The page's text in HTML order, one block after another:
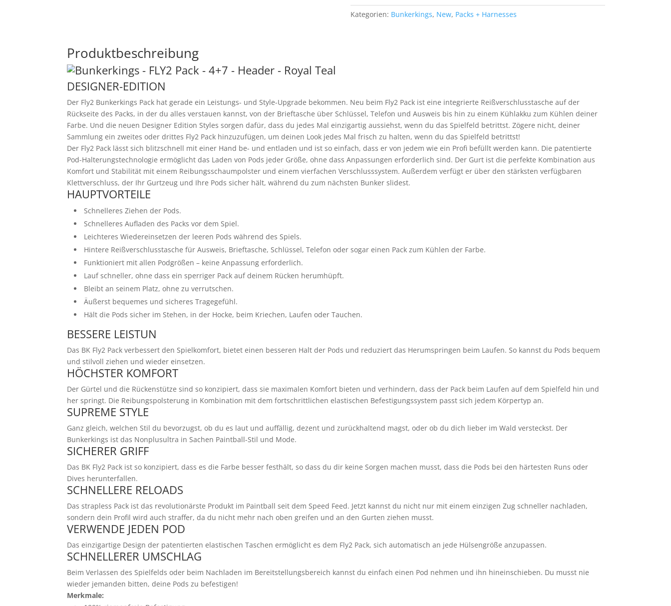
Kategorien: Bunkerkings, New, Packs + Harnesses
Produktbeschreibung
DESIGNER-EDITION
Der Fly2 Bunkerkings Pack hat gerade ein Leistungs- und Style-Upgrade bekommen. Neu beim Fly2 Pack ist eine integrierte Reißverschlusstasche auf der
Rückseite des Packs, in der du alles verstauen kannst, von der Brieftasche über Schlüssel, Telefon und Ausweis bis hin zu einem Kühlakku zum Kühlen deiner
Farbe. Und die neuen Designer Edition Styles sorgen dafür, dass du jedes Mal einzigartig aussiehst, wenn du das Spielfeld betrittst. Zögere nicht, deiner
Sammlung ein zweites oder drittes Fly2 Pack hinzuzufügen, um deinen Look jedes Mal frisch zu halten, wenn du das Spielfeld betrittst!
Der Fly2 Pack lässt sich blitzschnell mit einer Hand be- und entladen und ist so einfach, dass er von jedem wie ein Profi befüllt werden kann. Die patentierte
Pod-Halterungstechnologie ermöglicht das Laden von Pods jeder Größe, ohne dass Anpassungen erforderlich sind. Der Gurt ist die perfekte Kombination aus
Komfort und Stabilität mit einem Reibungsschaumpolster und einem vierfachen Verschlusssystem. Außerdem verfügt er über den stärksten verfügbaren
Klettverschluss, der Ihr Gurtzeug und Ihre Pods sicher hält, während du zum nächsten Bunker slidest.
HAUPTVORTEILE
Schnelleres Ziehen der Pods.
Schnelleres Aufladen des Packs vor dem Spiel.
Leichteres Wiedereinsetzen der leeren Pods während des Spiels.
Hintere Reißverschlusstasche für Ausweis, Brieftasche, Schlüssel, Telefon oder sogar einen Pack zum Kühlen der Farbe.
Funktioniert mit allen Podgrößen – keine Anpassung erforderlich.
Lauf schneller, ohne dass ein sperriger Pack auf deinem Rücken herumhüpft.
Bleibt an seinem Platz, ohne zu verrutschen.
Äußerst bequemes und sicheres Tragegefühl.
Hält die Pods sicher im Stehen, in der Hocke, beim Kriechen, Laufen oder Tauchen.
BESSERE LEISTUN
Das BK Fly2 Pack verbessert den Spielkomfort, bietet einen besseren Halt der Pods und reduziert das Herumspringen beim Laufen. So kannst du Pods bequem
und stilvoll ziehen und wieder einsetzen.
HÖCHSTER KOMFORT
Der Gürtel und die Rückenstütze sind so konzipiert, dass sie maximalen Komfort bieten und verhindern, dass der Pack beim Laufen auf dem Spielfeld hin und
her springt. Die Reibungspolsterung in Kombination mit dem fortschrittlichen elastischen Befestigungssystem passt sich jedem Körpertyp an.
SUPREME STYLE
Ganz gleich, welchen Stil du bevorzugst, ob du es laut und auffällig, dezent und zurückhaltend magst, oder ob du dich lieber im Wald versteckst. Der
Bunkerkings ist das Nonplusultra in Sachen Paintball-Stil und Mode.
SICHERER GRIFF
Das BK Fly2 Pack ist so konzipiert, dass es die Farbe besser festhält, so dass du dir keine Sorgen machen musst, dass die Pods bei den härtesten Runs oder
Dives herunterfallen.
SCHNELLERE RELOADS
Das strapless Pack ist das revolutionärste Produkt im Paintball seit dem Speed Feed. Jetzt kannst du nicht nur mit einem einzigen Zug schneller nachladen,
sondern dein Profil wird auch straffer, da du nicht mehr nach oben greifen und an den Gurten ziehen musst.
VERWENDE JEDEN POD
Das einzigartige Design der patentierten elastischen Taschen ermöglicht es dem Fly2 Pack, sich automatisch an jede Hülsengröße anzupassen.
SCHNELLERER UMSCHLAG
Beim Verlassen des Spielfelds oder beim Nachladen im Bereitstellungsbereich kannst du einfach einen Pod nehmen und ihn hineinschieben. Du musst nie
wieder jemanden bitten, deine Pods zu befestigen!
Merkmale: